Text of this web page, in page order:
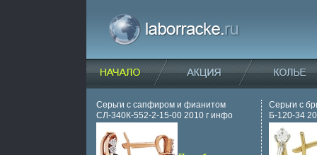
Серьги с сапфиром и фианитом
СЛ-340К-552-2-15-00 2010 г инфо
Серьги с
Б-120-34